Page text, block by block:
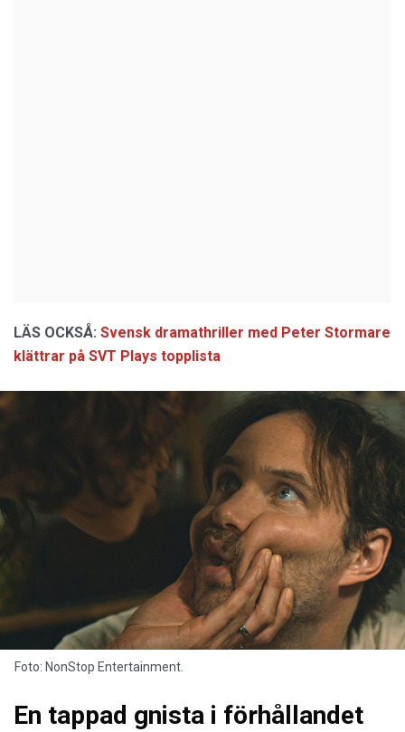
LÄS OCKSÅ: Svensk dramathriller med Peter Stormare
klättrar på SVT Plays topplista
Foto: NonStop Entertainment.
En tappad gnista i förhållandet